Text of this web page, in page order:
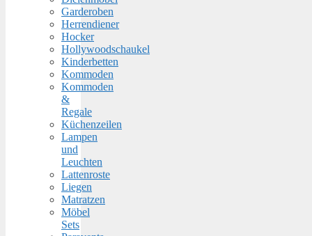
Garderoben
Herrendiener
Hocker
Hollywoodschaukel
Kinderbetten
Kommoden
Kommoden
&
Regale
Küchenzeilen
Lampen
und
Leuchten
Lattenroste
Liegen
Matratzen
Möbel
Sets